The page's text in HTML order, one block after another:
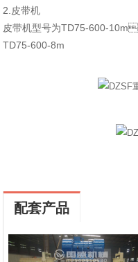
2.皮带机
皮带机型号为TD75-600-
TD75-600-8m
配套产品